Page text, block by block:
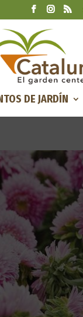
DE JARDÍN